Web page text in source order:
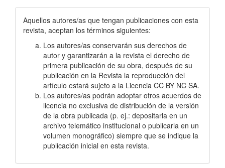
Aquellos autores/as que tengan publicaciones con esta
revista, aceptan los términos siguientes:
Los autores/as conservarán sus derechos de
autor y garantizarán a la revista el derecho de
primera publicación de su obra, después de su
publicación en la Revista la reproducción del
artículo estará sujeto a la Licencia CC BY NC SA.
Los autores/as podrán adoptar otros acuerdos de
licencia no exclusiva de distribución de la versión
de la obra publicada (p. ej.: depositarla en un
archivo telemático institucional o publicarla en un
volumen monográfico) siempre que se indique la
publicación inicial en esta revista.